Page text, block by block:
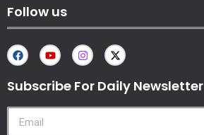
Follow us
Subscribe For Daily Newsletter